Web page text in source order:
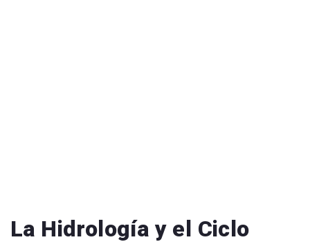
La Hidrología y el Ciclo